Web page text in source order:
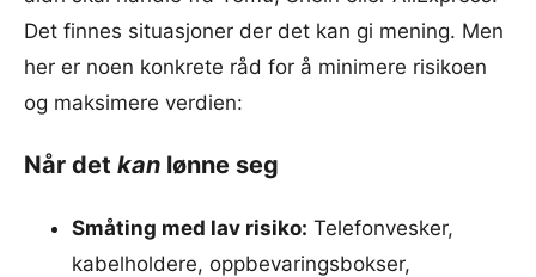
Det finnes situasjoner der det kan gi mening. Men
her er noen konkrete råd for å minimere risikoen
og maksimere verdien:
Når det kan lønne seg
Småting med lav risiko: Telefonvesker,
kabelholdere, oppbevaringsbokser,